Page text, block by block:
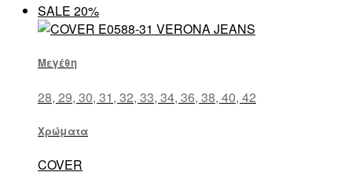
SALE 20%
Μεγέθη
28, 29, 30, 31, 32, 33, 34, 36, 38, 40, 42
Χρώματα
COVER